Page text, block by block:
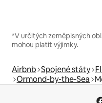
*V určitých zeměpisných
mohou platit výjimky.
Airbnb Spojené státy
Ormond-by-the-Sea